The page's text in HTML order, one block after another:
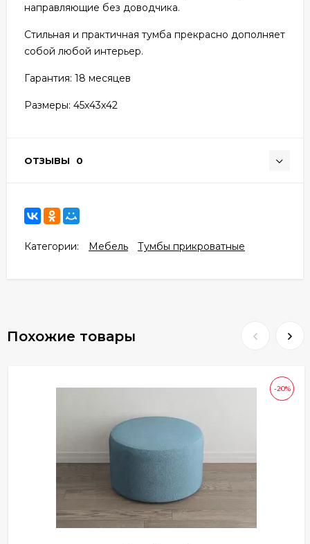
направляющие без доводчика.
Стильная и практичная тумба прекрасно дополняет
собой любой интерьер.
Гарантия: 18 месяцев
Размеры: 45х43х42
ОТЗЫВЫ 0
Категории: Мебель Тумбы прикроватные
Похожие товары
-20%